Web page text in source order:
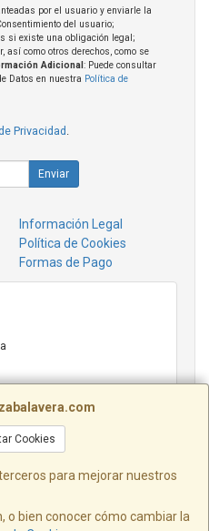
Cookies
para mejorar nuestros
o bien conocer cómo cambiar la
por el usuario y enviarle la
del usuario;
si existe una obligación legal;
así como otros derechos, como se
Adicional : Puede consultar
Datos en nuestra Política de
Privacidad .
Enviar
Información Legal
Política de Cookies
Formas de Pago